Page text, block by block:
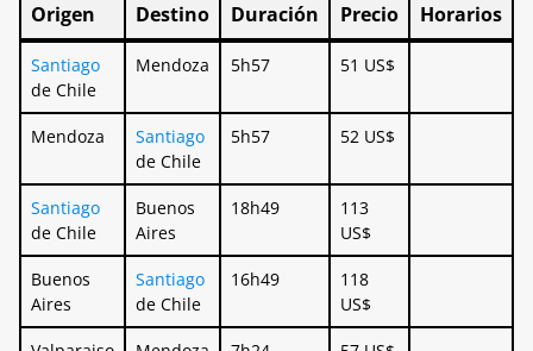
Origen Destino Duración Precio
Horarios
Origen
Destino Duración Precio
Santiago
de Chile
Mendoza 5h57 51 US$
Mendoza
Santiago
de Chile
5h57 52 US$
Santiago
de Chile
Buenos
Aires
18h49
113
US$
Buenos
Aires
Santiago
de Chile
16h49
118
US$